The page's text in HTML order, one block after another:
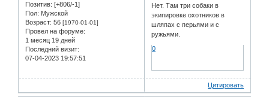
Позитив: [+806/-1]
Пол: Мужской
Возраст: 56 [1970-01-01]
Провел на форуме:
1 месяц 19 дней
Последний визит:
07-04-2023 19:57:51
Нет. Там три собаки в
экипировке охотников в
шляпах с перьями и с
ружьями.
0
Цитировать